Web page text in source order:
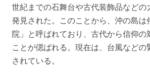
世紀までの石舞台や古代装飾品などの
発見された。このことから、沖の島は
院」と呼ばれており、古代から信仰の
ことが偲ばれる。現在は、台風などの
されている。